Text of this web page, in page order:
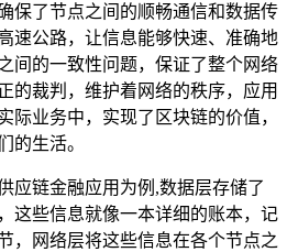
保了节点之间的顺畅通信和数据传
速公路，让信息能够快速、准确地
间的一致性问题，保证了整个网络
的裁判，维护着网络的秩序，应用
际业务中，实现了区块链的价值，
的生活。
应链金融应用为例,数据层存储了
这些信息就像一本详细的账本，记
，网络层将这些信息在各个节点之